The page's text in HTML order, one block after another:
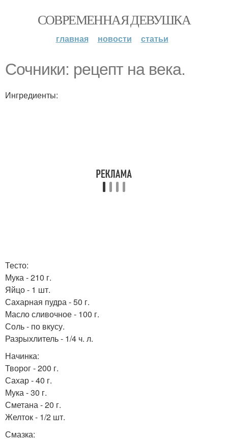
СОВРЕМЕННАЯ ДЕВУШКА
главная новости статьи
Сочники: рецепт на века.
Ингредиенты:
Тесто:
Мука - 210 г.
Яйцо - 1 шт.
Сахарная пудра - 50 г.
Масло сливочное - 100 г.
Соль - по вкусу.
Разрыхлитель - 1/4 ч. л.
Начинка:
Творог - 200 г.
Сахар - 40 г.
Мука - 30 г.
Сметана - 20 г.
Желток - 1/2 шт.
Смазка: